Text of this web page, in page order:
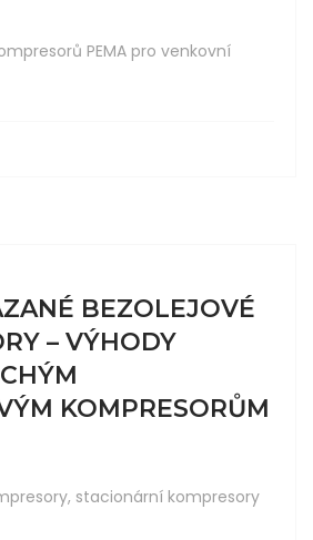
PEMA pro venkovní
BEZOLEJOVÉ
– VÝHODY
KOMPRESORŮM
, stacionární kompresory